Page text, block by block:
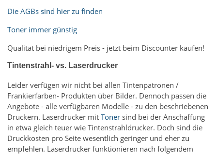
Die AGBs sind hier zu finden
Toner immer günstig
Qualität bei niedrigem Preis - jetzt beim Discounter kaufen!
Tintenstrahl- vs. Laserdrucker
Leider verfügen wir nicht bei allen Tintenpatronen /
Frankierfarben- Produkten über Bilder. Dennoch passen die
Angebote - alle verfügbaren Modelle - zu den beschriebenen
Druckern. Laserdrucker mit Toner sind bei der Anschaffung
in etwa gleich teuer wie Tintenstrahldrucker. Doch sind die
Druckkosten pro Seite wesentlich geringer und eher zu
empfehlen. Laserdrucker funktionieren nach folgendem